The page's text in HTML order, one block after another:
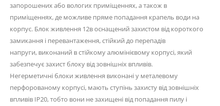
запорошених або вологих приміщеннях, а також в
приміщеннях, де можливе пряме попадання крапель води на
корпус. Блок живлення 12в оснащений захистом від короткого
замикання і перевантаження, стійкий до перепадів
напруги, виконаний в стійкому алюмінієвому корпусі, який
забезпечує захист блоку від зовнішніх впливів.
Негерметичні блоки живлення виконані у металевому
перфорованому корпусі, мають ступінь захисту від зовнішніх
впливів IP20, тобто вони не захищені від попадання пилу і